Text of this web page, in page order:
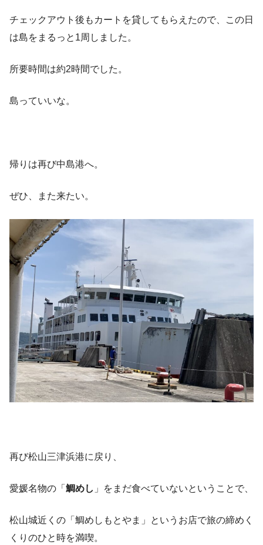
チェックアウト後もカートを貸してもらえたので、この日
は島をまるっと1周しました。
所要時間は約2時間でした。
島っていいな。
帰りは再び中島港へ。
ぜひ、また来たい。
再び松山三津浜港に戻り、
愛媛名物の「 鯛めし 」をまだ食べていないということで、
松山城近くの「鯛めしもとやま」というお店で旅の締めく
くりのひと時を満喫。